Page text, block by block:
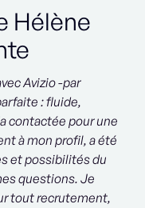
Hélène
Avizio -par
: fluide,
contactée pour une
à mon profil, a été
et possibilités du
questions. Je
tout recrutement,